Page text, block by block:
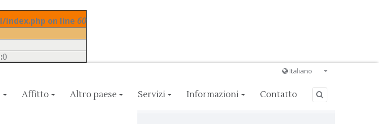
index.php on line 60
:0
Italiano
Français
Affitto Altro paese Servizi Informazioni Contatto